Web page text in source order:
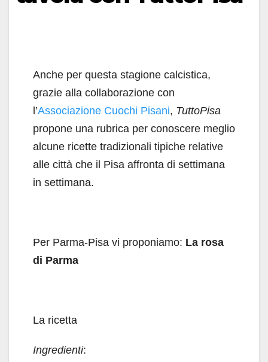
Anche per questa stagione calcistica,
grazie alla collaborazione con
l’Associazione Cuochi Pisani, TuttoPisa
propone una rubrica per conoscere meglio
alcune ricette tradizionali tipiche relative
alle città che il Pisa affronta di settimana
in settimana.
Per Parma-Pisa vi proponiamo: La rosa
di Parma
La ricetta
Ingredienti: